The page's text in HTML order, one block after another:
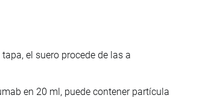
el suero procede de las a
en 20 ml, puede contener partícula